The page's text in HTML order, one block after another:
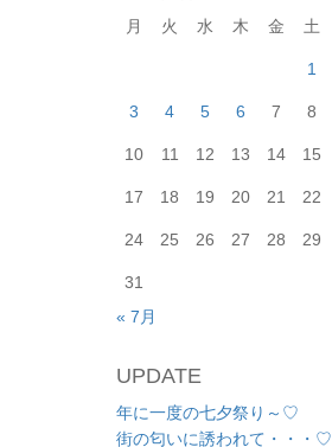
月
火 水 木 金 土
1
3 4 5 6 7 8
10 11 12 13 14 15
17 18 19 20 21 22
24 25 26 27 28 29
31
« 7月
UPDATE
年に一度の七夕祭り～♡
街の匂いに誘われて・・・♡